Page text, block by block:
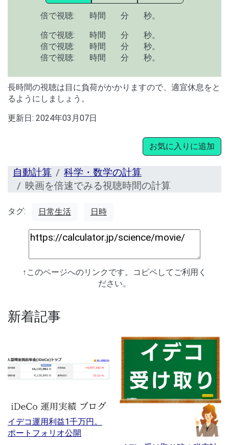
倍で視聴: 時間 分
秒。
倍で視聴:
時間 分
秒。
倍で視聴:
時間 分
秒。
倍で視聴:
時間 分 秒。
長時間の視聴は目に負荷がかかりますので、適宜休息をと
るようにしましょう。
更新日: 2024年03月07日
お気に入りに追加
自動計算
科学・数学の計算
映画を倍速でみる視聴時間の計算
タグ: 日常生活 日時
↑このページへのリンクです。コピペしてご利用く
ださい。
新着記事
イデコ運用利益1千万円。
ポートフォリオ公開